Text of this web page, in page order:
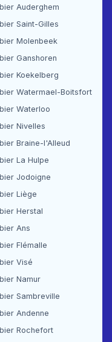
Auderghem
Saint-Gilles
Molenbeek
Ganshoren
Koekelberg
Watermael-Boitsfort
Waterloo
Nivelles
Braine-l'Alleud
La Hulpe
Jodoigne
Liège
Herstal
Ans
Flémalle
Visé
Namur
Sambreville
Andenne
Rochefort